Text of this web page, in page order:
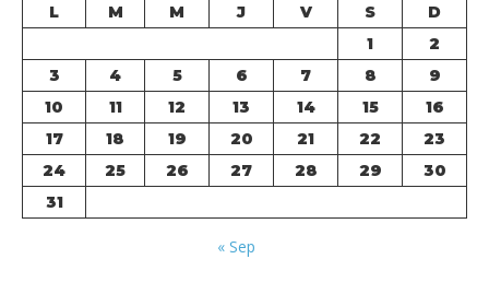
L
M M J V S
D
1
2
3
4 5 6 7 8
9
10
11 12 13 14 15
16
17
18 19 20 21 22
23
24
25 26 27 28 29
30
31
« Sep